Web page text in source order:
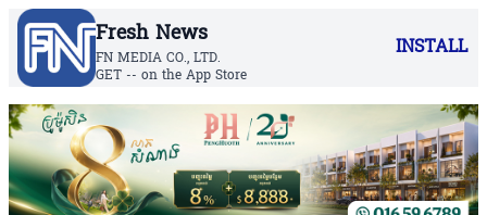
Fresh News
FN MEDIA CO., LTD.
GET -- on the App Store
INSTALL